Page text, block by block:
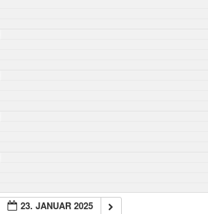
23. JANUAR 2025